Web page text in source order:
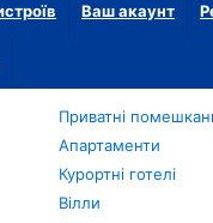
Ваш акаунт
Приватні
Апартаменти
Курортні готелі
Вілли